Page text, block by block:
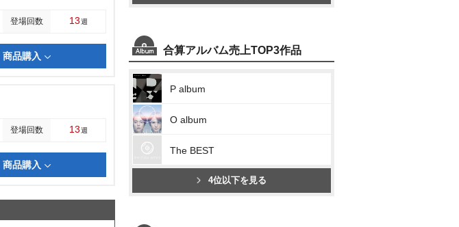
登場回数 13週
商品購入
登場回数 13週
商品購入
合算アルバム売上TOP3作品
P album
O album
The BEST
4位以下を見る